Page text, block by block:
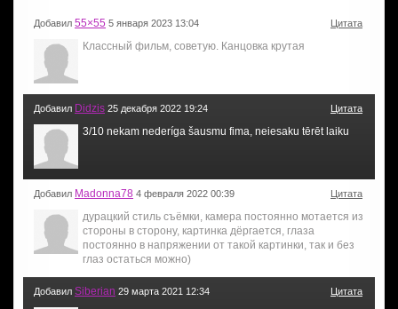
Добавил 55×55 5 января 2023 13:04 Цитата
Классный фильм, советую. Канцовка крутая
Добавил Didzis 25 декабря 2022 19:24 Цитата
3/10 nekam nederíga šausmu fima, neiesaku tērēt laiku
Добавил Madonna78 4 февраля 2022 00:39 Цитата
дурацкий стиль съёмки, камера постоянно мотается из
стороны в сторону, картинка дёргается, глаза
постоянно в напряжении от такой картинки, так и без
глаз остаться можно)
Добавил Siberian 29 марта 2021 12:34 Цитата